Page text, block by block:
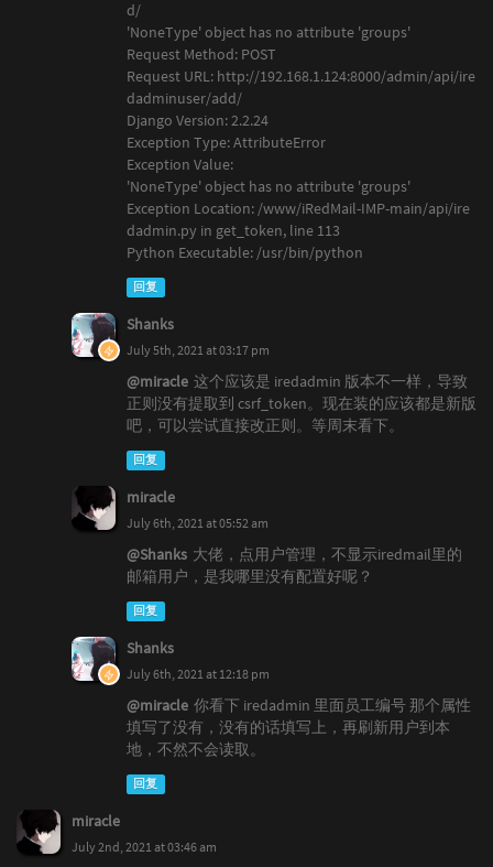
d/
'NoneType' object has no attribute 'groups'
Request Method: POST
Request URL: http://192.168.1.124:8000/admin/api/ire
dadminuser/add/
Django Version: 2.2.24
Exception Type: AttributeError
Exception Value:
'NoneType' object has no attribute 'groups'
Exception Location: /www/iRedMail-IMP-main/api/ire
dadmin.py in get_token, line 113
Python Executable: /usr/bin/python
回复
Shanks
July 5th, 2021 at 03:17 pm
@miracle 这个应该是 iredadmin 版本不一样，导致
正则没有提取到 csrf_token。现在装的应该都是新版
吧，可以尝试直接改正则。等周末看下。
回复
miracle
July 6th, 2021 at 05:52 am
@Shanks 大佬，点用户管理，不显示iredmail里的
邮箱用户，是我哪里没有配置好呢？
回复
Shanks
July 6th, 2021 at 12:18 pm
@miracle 你看下 iredadmin 里面员工编号 那个属性
填写了没有，没有的话填写上，再刷新用户到本
地，不然不会读取。
回复
miracle
July 2nd, 2021 at 03:46 am